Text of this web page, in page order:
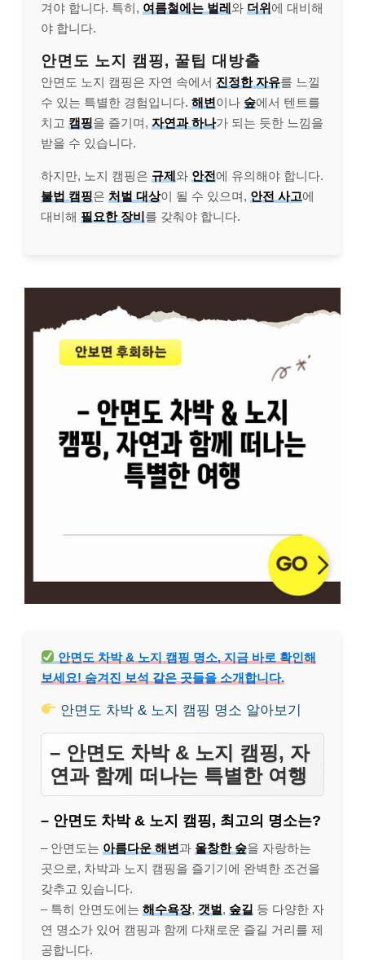
겨야 합니다. 특히, 여름철에는 벌레와 더위에 대비해
야 합니다.
안면도 노지 캠핑, 꿀팁 대방출
안면도 노지 캠핑은 자연 속에서 진정한 자유를 느낄
수 있는 특별한 경험입니다. 해변이나 숲에서 텐트를
치고 캠핑을 즐기며, 자연과 하나가 되는 듯한 느낌을
받을 수 있습니다.
하지만, 노지 캠핑은 규제와 안전에 유의해야 합니다.
불법 캠핑은 처벌 대상이 될 수 있으며, 안전 사고에
대비해 필요한 장비를 갖춰야 합니다.
안면도 차박 & 노지 캠핑 명소, 지금 바로 확인해
보세요! 숨겨진 보석 같은 곳들을 소개합니다.
안면도 차박 & 노지 캠핑 명소 알아보기
– 안면도 차박 & 노지 캠핑, 자
연과 함께 떠나는 특별한 여행
– 안면도 차박 & 노지 캠핑, 최고의 명소는?
– 안면도는 아름다운 해변과 울창한 숲을 자랑하는
곳으로, 차박과 노지 캠핑을 즐기기에 완벽한 조건을
갖추고 있습니다.
– 특히 안면도에는 해수욕장, 갯벌, 숲길 등 다양한 자
연 명소가 있어 캠핑과 함께 다채로운 즐길 거리를 제
공합니다.